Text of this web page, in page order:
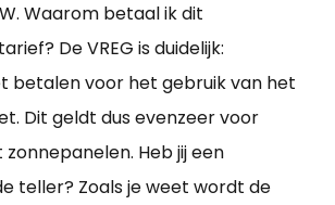
Waarom betaal ik dit
De VREG is duidelijk:
betalen voor het gebruik van het
Dit geldt dus evenzeer voor
Heb jij een
teller? Zoals je weet wordt de